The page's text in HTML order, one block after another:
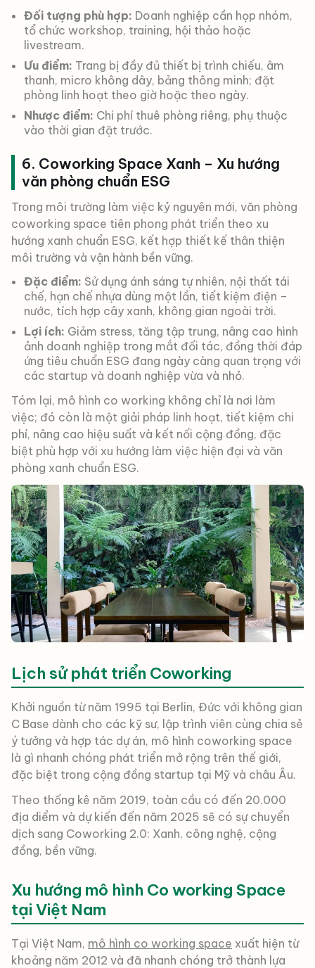
Đối tượng phù hợp: Doanh nghiệp cần họp nhóm,
tổ chức workshop, training, hội thảo hoặc
livestream.
Ưu điểm: Trang bị đầy đủ thiết bị trình chiếu, âm
thanh, micro không dây, bảng thông minh; đặt
phòng linh hoạt theo giờ hoặc theo ngày.
Nhược điểm: Chi phí thuê phòng riêng, phụ thuộc
vào thời gian đặt trước.
6. Coworking Space Xanh – Xu hướng
văn phòng chuẩn ESG
Trong môi trường làm việc kỷ nguyên mới, văn phòng
coworking space tiên phong phát triển theo xu
hướng xanh chuẩn ESG, kết hợp thiết kế thân thiện
môi trường và vận hành bền vững.
Đặc điểm: Sử dụng ánh sáng tự nhiên, nội thất tái
chế, hạn chế nhựa dùng một lần, tiết kiệm điện –
nước, tích hợp cây xanh, không gian ngoài trời.
Lợi ích: Giảm stress, tăng tập trung, nâng cao hình
ảnh doanh nghiệp trong mắt đối tác, đồng thời đáp
ứng tiêu chuẩn ESG đang ngày càng quan trọng với
các startup và doanh nghiệp vừa và nhỏ.
Tóm lại, mô hình co working không chỉ là nơi làm
việc; đó còn là một giải pháp linh hoạt, tiết kiệm chi
phí, nâng cao hiệu suất và kết nối cộng đồng, đặc
biệt phù hợp với xu hướng làm việc hiện đại và văn
phòng xanh chuẩn ESG.
Lịch sử phát triển Coworking
Khởi nguồn từ năm 1995 tại Berlin, Đức với không gian
C Base dành cho các kỹ sư, lập trình viên cùng chia sẻ
ý tưởng và hợp tác dự án, mô hình coworking space
là gì nhanh chóng phát triển mở rộng trên thế giới,
đặc biệt trong cộng đồng startup tại Mỹ và châu Âu.
Theo thống kê năm 2019, toàn cầu có đến 20.000
địa diểm và dự kiến đến năm 2025 sẽ có sự chuyển
dịch sang Coworking 2.0: Xanh, công nghệ, cộng
đồng, bền vững.
Xu hướng mô hình Co working Space
tại Việt Nam
Tại Việt Nam, mô hình co working space xuất hiện từ
khoảng năm 2012 và đã nhanh chóng trở thành lựa